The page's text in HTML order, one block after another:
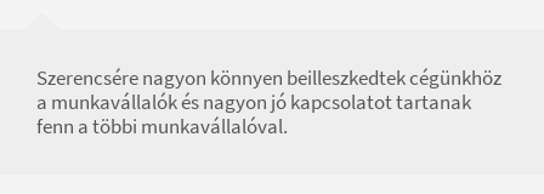
Szerencsére nagyon könnyen beilleszkedtek cégünkhöz
a munkavállalók és nagyon jó kapcsolatot tartanak
fenn a többi munkavállalóval.